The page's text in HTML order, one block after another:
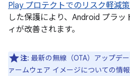
Play プロテクトでのリスク軽減策
した保護により、Android プラ
ィが改善されます。
注: 最新の無線（OTA）アップデ
ァームウェア イメージについての情報